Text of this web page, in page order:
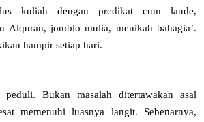
kuliah dengan predikat cum laude,
Alquran, jomblo mulia, menikah bahagia’.
hampir setiap hari.
Bukan masalah ditertawakan asal
memenuhi luasnya langit. Sebenarnya,